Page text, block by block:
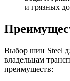
и грязных
Выбор шин Steel
владельцам
преимуществ: